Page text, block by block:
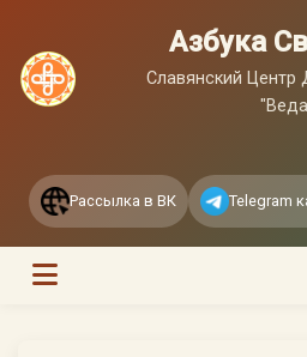
Азбука
Славянский Центр
Рассылка в ВК Telegram